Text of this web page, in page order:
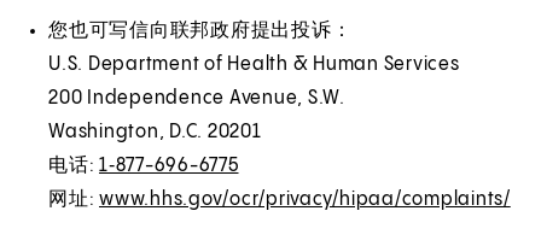
您也可写信向联邦政府提出投诉：
U.S. Department of Health & Human Services
200 Independence Avenue, S.W.
Washington, D.C. 20201
电话: 1‑877-696-6775
网址: www.hhs.gov/ocr/privacy/hipaa/complaints/